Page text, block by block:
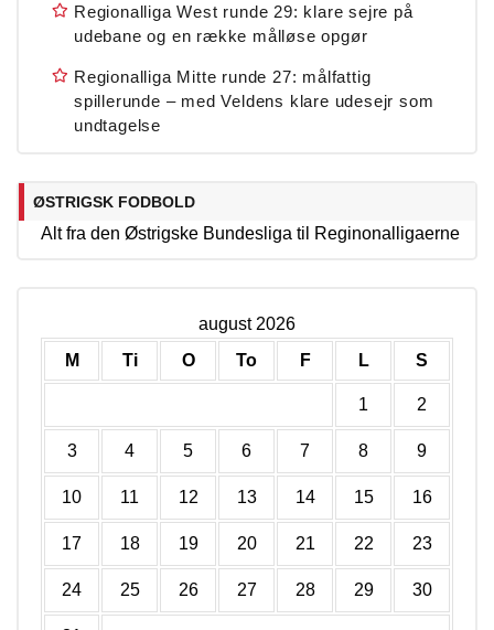
Regionalliga West runde 29: klare sejre på
udebane og en række målløse opgør
Regionalliga Mitte runde 27: målfattig
spillerunde – med Veldens klare udesejr som
undtagelse
ØSTRIGSK FODBOLD
Alt fra den Østrigske Bundesliga til Reginonalligaerne
august 2026
M
Ti O To F L S
1 2
3 4 5 6 7 8 9
10 11 12 13 14 15 16
17 18 19 20 21 22 23
24 25 26 27 28 29 30